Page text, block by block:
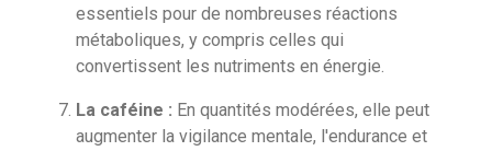
essentiels pour de nombreuses réactions
métaboliques, y compris celles qui
convertissent les nutriments en énergie.
La caféine : En quantités modérées, elle peut
augmenter la vigilance mentale, l'endurance et